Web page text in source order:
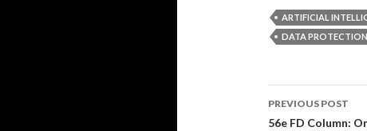
ARTIFICIAL
DATA PROTECTION
Post
navigation
PREVIOUS POST
56e FD Column: